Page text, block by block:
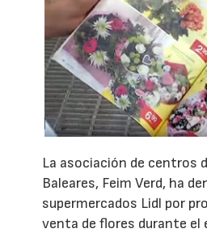
La asociación de centros
Baleares, Feim Verd, ha
supermercados Lidl por
venta de flores durante el